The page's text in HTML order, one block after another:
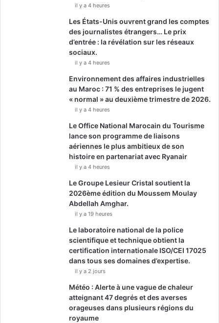
il y a 4 heures
Les États-Unis ouvrent grand les comptes
des journalistes étrangers… Le prix
d’entrée : la révélation sur les réseaux
sociaux.
il y a 4 heures
Environnement des affaires industrielles
au Maroc : 71 % des entreprises le jugent
« normal » au deuxième trimestre de 2026.
il y a 4 heures
Le Office National Marocain du Tourisme
lance son programme de liaisons
aériennes le plus ambitieux de son
histoire en partenariat avec Ryanair
il y a 4 heures
Le Groupe Lesieur Cristal soutient la
2026ème édition du Moussem Moulay
Abdellah Amghar.
il y a 19 heures
Le laboratoire national de la police
scientifique et technique obtient la
certification internationale ISO/CEI 17025
dans tous ses domaines d’expertise.
il y a 2 jours
Météo : Alerte à une vague de chaleur
atteignant 47 degrés et des averses
orageuses dans plusieurs régions du
royaume